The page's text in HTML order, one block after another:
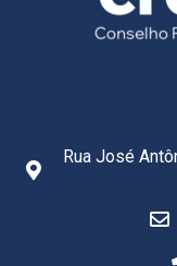
Rua José